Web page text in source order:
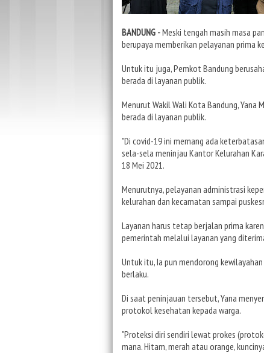
BANDUNG -Meski tengah masih masa
berupaya memberikan pelayanan prima
Untuk itu juga, Pemkot Bandung
berada di layanan publik.
Menurut Wakil Wali Kota Bandung, Yana
berada di layanan publik.
"Di covid-19 ini memang ada
sela-sela meninjau Kantor Kelurahan
18 Mei 2021.
Menurutnya, pelayanan administrasi
kelurahan dan kecamatan sampai
Layanan harus tetap berjalan prima
pemerintah melalui layanan yang
Untuk itu, Ia pun mendorong
berlaku.
Di saat peninjauan tersebut, Yana
protokol kesehatan kepada warga.
"Proteksi diri sendiri lewat prokes
mana. Hitam, merah atau orange,